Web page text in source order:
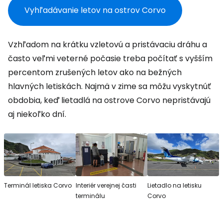
Vyhľadávanie letov na ostrov Corvo
Vzhľadom na krátku vzletovú a pristávaciu dráhu a
často veľmi veterné počasie treba počítať s vyšším
percentom zrušených letov ako na bežných
hlavných letiskách. Najmä v zime sa môžu vyskytnúť
obdobia, keď lietadlá na ostrove Corvo nepristávajú
aj niekoľko dní.
Terminál letiska Corvo Interiér verejnej časti
terminálu
Lietadlo na letisku
Corvo